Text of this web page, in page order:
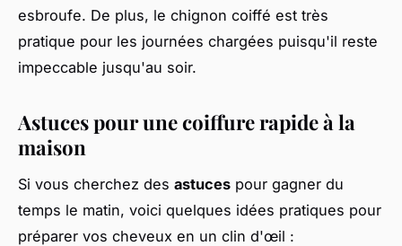
esbroufe. De plus, le chignon coiffé est très
pratique pour les journées chargées puisqu'il reste
impeccable jusqu'au soir.
Astuces pour une coiffure rapide à la
maison
Si vous cherchez des astuces pour gagner du
temps le matin, voici quelques idées pratiques pour
préparer vos cheveux en un clin d'œil :